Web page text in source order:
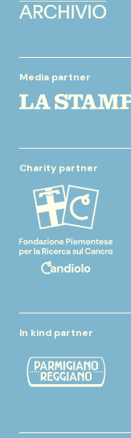
Media partner
Charity partner
In kind partner